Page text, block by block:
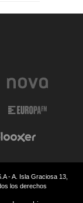
- A. Isla Graciosa 13,
los derechos